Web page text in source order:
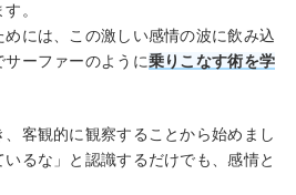
。
には、この激しい感情の波に飲み込
サーファーのように乗りこなす術を学
客観的に観察することから始めまし
いるな」と認識するだけでも、感情と